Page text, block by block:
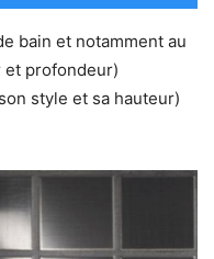
bain et notamment au
et profondeur)
style et sa hauteur)